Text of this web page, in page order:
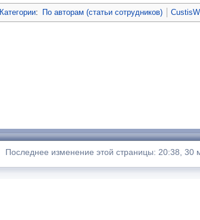
Категории: По авторам (статьи сотрудников)
Последнее изменение этой страницы: 20:38, 30